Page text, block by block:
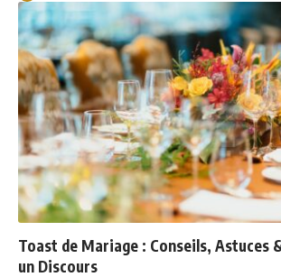
Toast de Mariage : Conseils, Astuces
un Discours